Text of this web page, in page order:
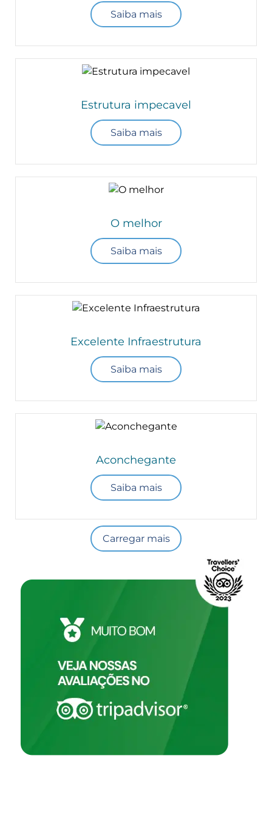
Saiba mais
Estrutura impecavel
Saiba mais
O melhor
Saiba mais
Excelente Infraestrutura
Saiba mais
Aconchegante
Saiba mais
Carregar mais